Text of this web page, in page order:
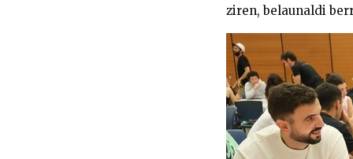
ziren, belaunaldi